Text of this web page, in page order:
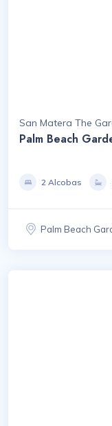
San Matera The
Palm Beach
2 Alcobas
Palm Beach